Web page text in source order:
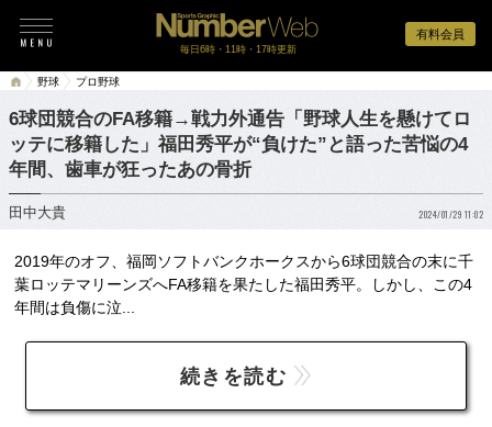
有料会員
毎日6時・11時・17時更新
野球 プロ野球
6球団競合のFA移籍→戦力外通告「野球人生を懸けてロ
ッテに移籍した」福田秀平が“負けた”と語った苦悩の4
年間、歯車が狂ったあの骨折
田中大貴 2024/01/29 11:02
2019年のオフ、福岡ソフトバンクホークスから6球団競合の末に千
葉ロッテマリーンズへFA移籍を果たした福田秀平。しかし、この4
年間は負傷に泣...
続きを読む